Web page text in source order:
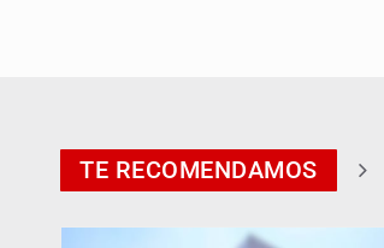
TE RECOMENDAMOS